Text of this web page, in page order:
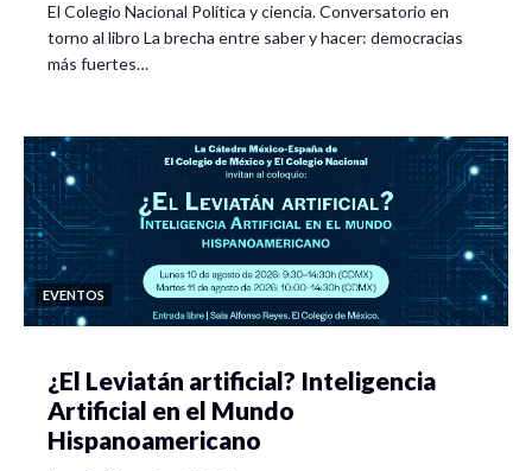
El Colegio Nacional Política y ciencia. Conversatorio en
torno al libro La brecha entre saber y hacer: democracias
más fuertes…
EVENTOS
¿El Leviatán artificial? Inteligencia
Artificial en el Mundo
Hispanoamericano